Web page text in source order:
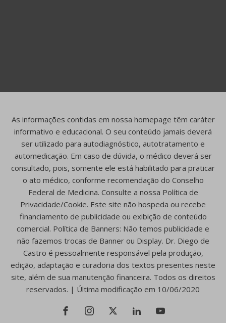
As informações contidas em nossa homepage têm caráter
informativo e educacional. O seu conteúdo jamais deverá
ser utilizado para autodiagnóstico, autotratamento e
automedicação. Em caso de dúvida, o médico deverá ser
consultado, pois, somente ele está habilitado para praticar
o ato médico, conforme recomendação do Conselho
Federal de Medicina. Consulte a nossa Política de
Privacidade/Cookie. Este site não hospeda ou recebe
financiamento de publicidade ou exibição de conteúdo
comercial. Política de Banners: Não temos publicidade e
não fazemos trocas de Banner ou Display. Dr. Diego de
Castro é pessoalmente responsável pela produção,
edição, adaptação e curadoria dos textos presentes neste
site, além de sua manutenção financeira. Todos os direitos
reservados. | Última modificação em 10/06/2020